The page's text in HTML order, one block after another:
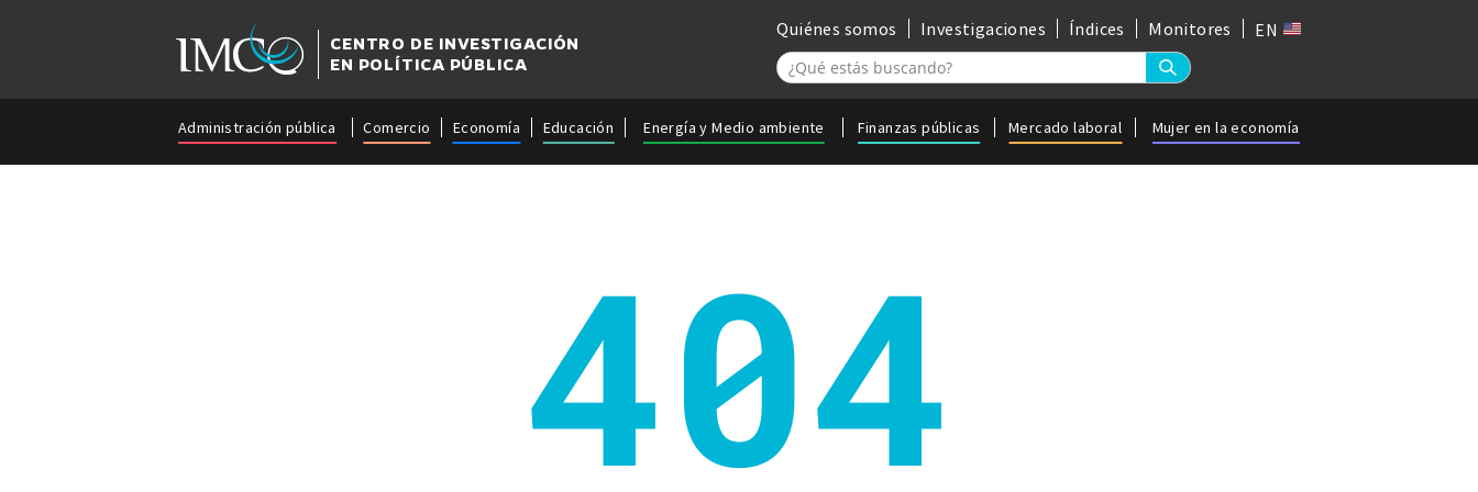
CENTRO DE INVESTIGACIÓN
EN POLÍTICA PÚBLICA
Quiénes somos Investigaciones Índices Monitores EN
Administración pública Comercio Economía Educación Energía y Medio ambiente Finanzas públicas Mercado laboral Mujer en la economía
404